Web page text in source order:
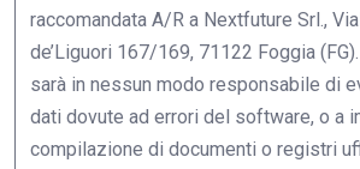
raccomandata A/R a Nextfuture Srl.,
de’Liguori 167/169, 71122 Foggia
sarà in nessun modo responsabile di
dati dovute ad errori del software, o a
compilazione di documenti o registri